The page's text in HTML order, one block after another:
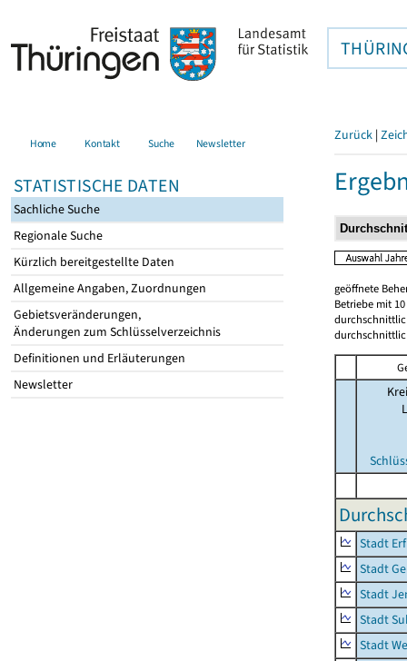
Home Kontakt Suche Newsletter
STATISTISCHE DATEN
Sachliche Suche
Regionale Suche
Kürzlich bereitgestellte Daten
Allgemeine Angaben, Zuordnungen
Gebietsveränderungen,
Änderungen zum Schlüsselverzeichnis
Definitionen und Erläuterungen
Newsletter
Zurück |
geöffnete
Betriebe mit
Stadt
Stadt
Stadt
Stadt
Stadt